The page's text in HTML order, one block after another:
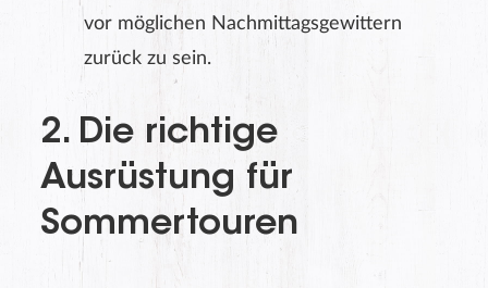
vor möglichen Nachmittagsgewittern
zurück zu sein.
2. Die richtige
Ausrüstung für
Sommertouren